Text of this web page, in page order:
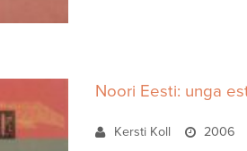
Noori Eesti: unga
Kersti Koll 2006